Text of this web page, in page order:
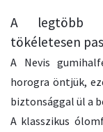
A legtöbb
tökéletesen
A Nevis
horogra öntjük,
biztonsággal ül a
A klasszikus